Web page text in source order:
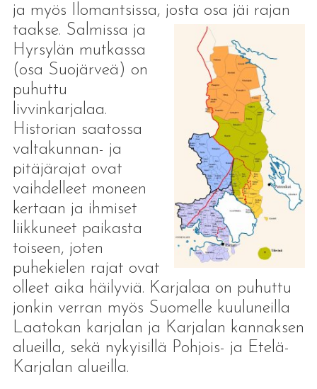
ja myös Ilomantsissa, josta osa jäi rajan
taakse. Salmissa ja
Hyrsylän mutkassa
(osa Suojärveä) on
puhuttu
livvinkarjalaa.
Historian saatossa
valtakunnan- ja
pitäjärajat ovat
vaihdelleet moneen
kertaan ja ihmiset
liikkuneet paikasta
toiseen, joten
puhekielen rajat ovat
olleet aika häilyviä. Karjalaa on puhuttu
jonkin verran myös Suomelle kuuluneilla
Laatokan karjalan ja Karjalan kannaksen
alueilla, sekä nykyisillä Pohjois- ja Etelä-
Karjalan alueilla.